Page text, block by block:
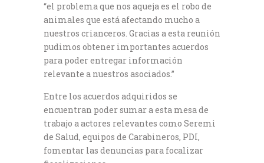
“el problema que nos aqueja es el robo de
animales que está afectando mucho a
nuestros crianceros. Gracias a esta reunión
pudimos obtener importantes acuerdos
para poder entregar información
relevante a nuestros asociados.”
Entre los acuerdos adquiridos se
encuentran poder sumar a esta mesa de
trabajo a actores relevantes como Seremi
de Salud, equipos de Carabineros, PDI,
fomentar las denuncias para focalizar